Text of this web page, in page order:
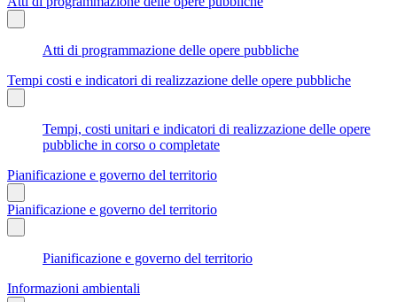
Atti di programmazione delle opere pubbliche
Tempi costi e indicatori di realizzazione delle opere pubbliche
Tempi, costi unitari e indicatori di realizzazione delle opere
pubbliche in corso o completate
Pianificazione e governo del territorio
Pianificazione e governo del territorio
Pianificazione e governo del territorio
Informazioni ambientali